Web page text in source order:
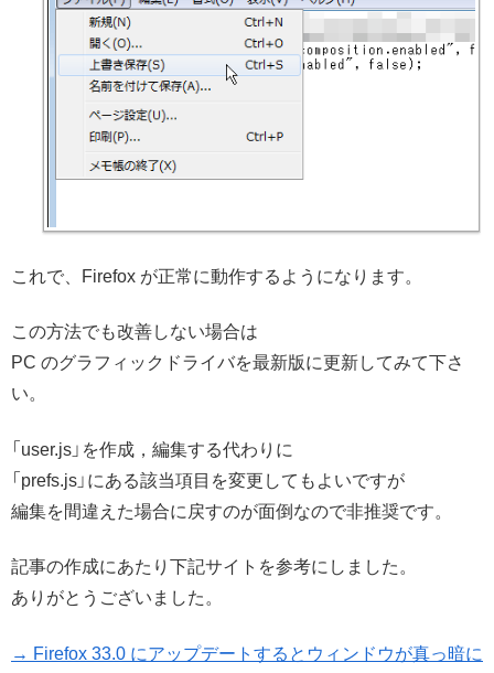
これで、Firefox が正常に動作するようになります。
この方法でも改善しない場合は
PC のグラフィックドライバを最新版に更新してみて下さ
い。
「user.js」を作成，編集する代わりに
「prefs.js」にある該当項目を変更してもよいですが
編集を間違えた場合に戻すのが面倒なので非推奨です。
記事の作成にあたり下記サイトを参考にしました。
ありがとうございました。
→ Firefox 33.0 にアップデートするとウィンドウが真っ暗に